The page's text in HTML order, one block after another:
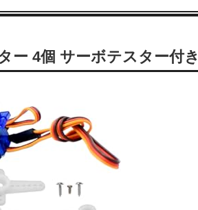
ー 4個 サーボテスター付き